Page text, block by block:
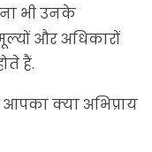
भी उनके
और अधिकारों
हैं.
क्या अभिप्राय